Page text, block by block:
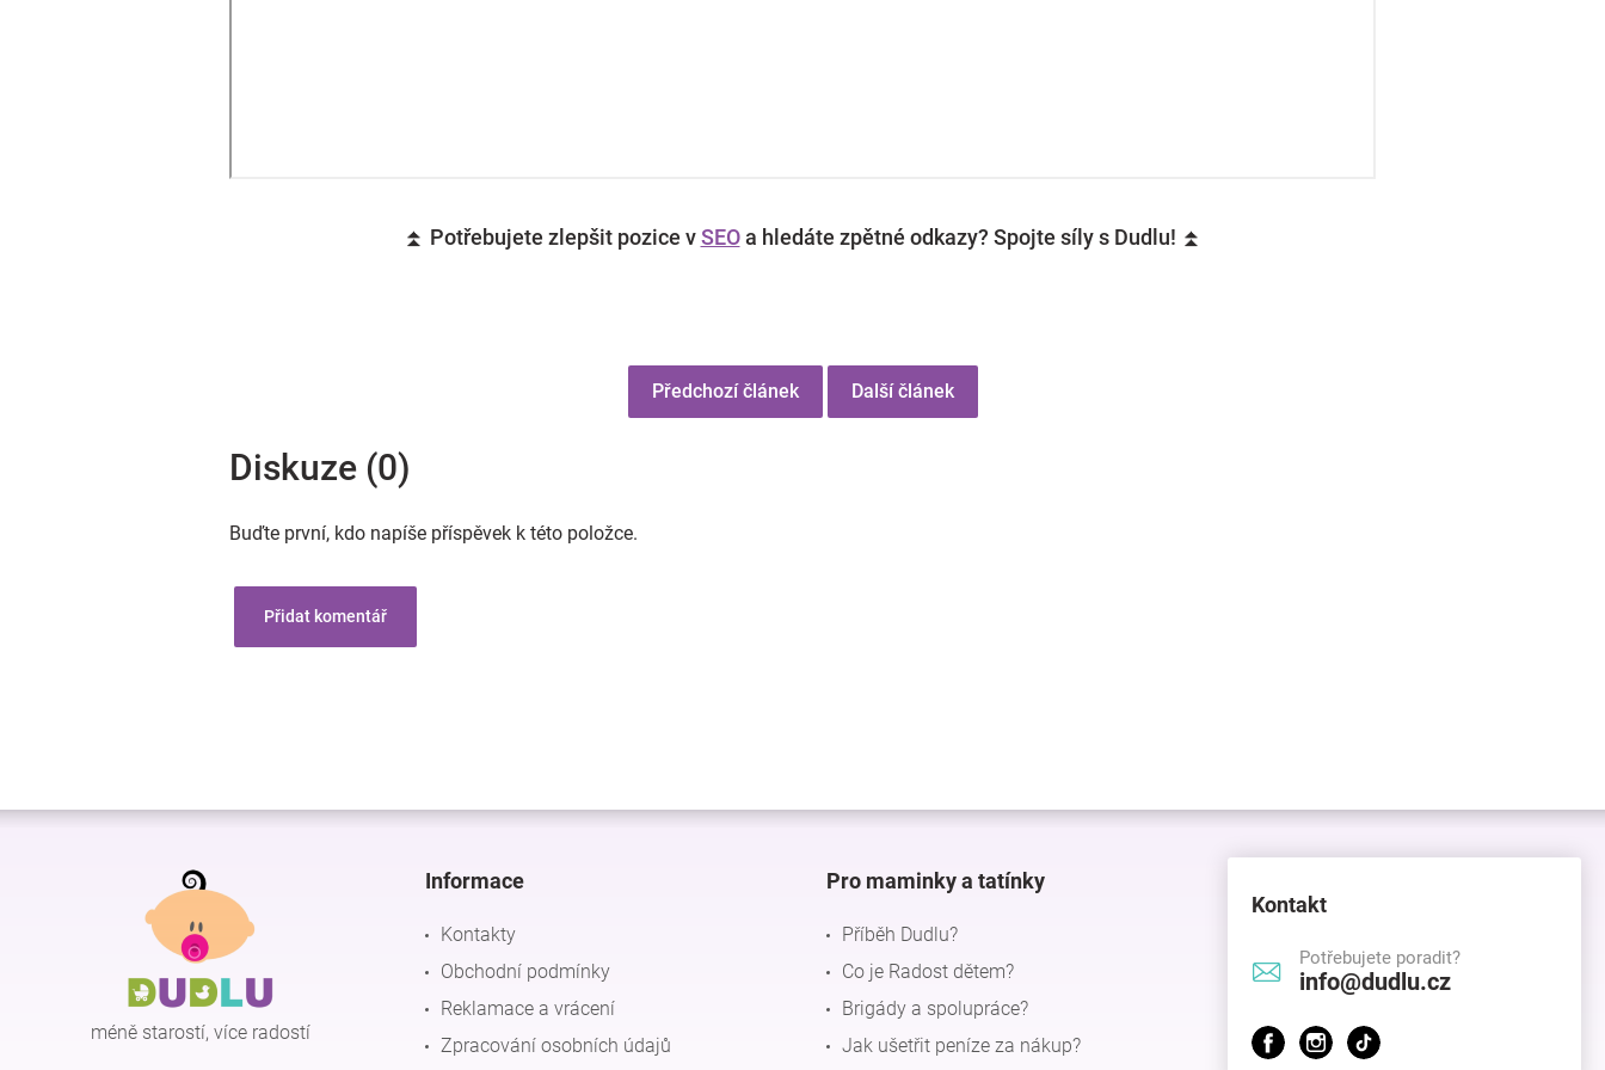
⏫ Potřebujete zlepšit pozice vSEOa hledáte zpětné odkazy? Spojte síly s Dudlu! ⏫
Předchozí článek Další článek
Diskuze (0)
Buďte první, kdo napíše příspěvek k této položce.
Přidat komentář
Z
méně starostí, více radostí
Informace
Kontakty
Obchodní podmínky
Reklamace a vrácení
Zpracování osobních údajů
Pro maminky a tatínky
Příběh Dudlu?
Co je Radost dětem?
Brigády a spolupráce?
Jak ušetřit peníze za nákup?
Kontakt
Potřebujete poradit?
info@dudlu.cz